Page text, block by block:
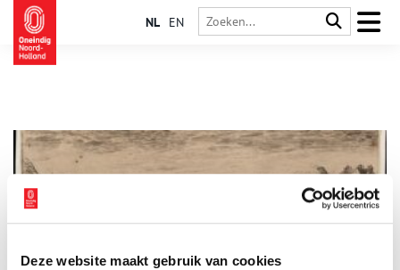
Deze website maakt gebruik van cookies
NL EN